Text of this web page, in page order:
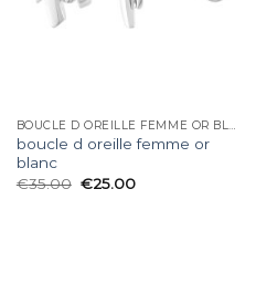
BOUCLE D OREILLE FEMME OR BLANC
boucle d oreille femme or
blanc
€35.00 €25.00